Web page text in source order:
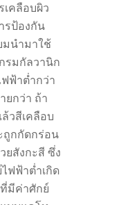
คลือบผิว
รป้องกัน
มนำมาใช้
รมกัลวานิก
ฟ้าต่ำกว่า
ยกว่า ถ้า
วสีเคลือบ
ถูกกัดกร่อน
ยสังกะสี ซึ่ง
ฟฟ้าต่ำเกิด
มีค่าศักย์